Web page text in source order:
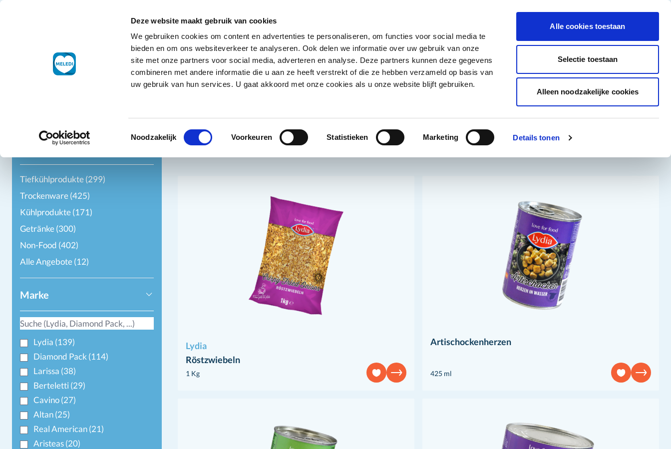
Deze website maakt gebruik van cookies
We gebruiken cookies om content en advertenties te personaliseren, om functies voor social media te
bieden en om ons websiteverkeer te analyseren. Ook delen we informatie over uw gebruik van onze
site met onze partners voor social media, adverteren en analyse. Deze partners kunnen deze gegevens
combineren met andere informatie die u aan ze heeft verstrekt of die ze hebben verzameld op basis van
uw gebruik van hun services. U gaat akkoord met onze cookies als u onze website blijft gebruiken.
Toestemmingsselectie
Noodzakelijk Voorkeuren Statistieken Marketing Details tonen
Alle cookies toestaan
Selectie toestaan
Alleen noodzakelijke cookies
Skip to Content
Tiefkühlprodukte
Untermenü für Kategorie Tiefkühlprodukte anzeigen
Trockenware
Untermenü für Kategorie Trockenware anzeigen
Kühlprodukte
Untermenü für Kategorie Kühlprodukte anzeigen
Getränke
Untermenü für Kategorie Getränke anzeigen
Non-Food
Untermenü für Kategorie Non-Food anzeigen
Alle Angebote
Kunde werden
Kategorie
Tiefkühlprodukte(299)
Trockenware(425)
Kühlprodukte(171)
Getränke(300)
Non-Food (402)
Alle Angebote(12)
Marke
Lydia (139)
Diamond Pack (114)
Larissa (38)
Berteletti(29)
Cavino(27)
Altan(25)
Real American(21)
Aristeas(20)
Sort By:
Lydia
Röstzwiebeln
1 Kg
Artischockenherzen
425 ml